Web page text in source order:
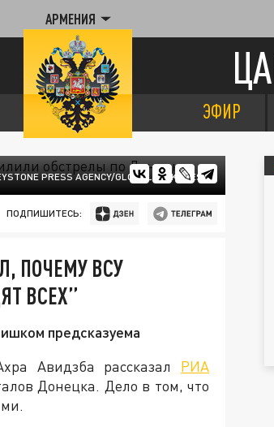
АРМЕНИЯ
ЭФИР
PRESS AGENCY/GLOBALLOOKPRESS
ПОДПИШИТЕСЬ:
ПОЧЕМУ ВСУ
ВСЕХ”
предсказуема
Авидзба рассказал РИА
Донецка. Дело в том, что